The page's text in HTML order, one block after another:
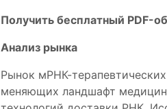
Получить бесплатный PDF-
Анализ рынка
Рынок мРНК-
меняющих ландшафт